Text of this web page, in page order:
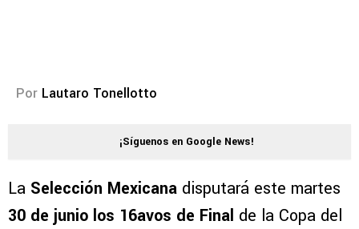
Por Lautaro Tonellotto
¡Síguenos en Google News!
La Selección Mexicana disputará este martes
30 de junio los 16avos de Final de la Copa del